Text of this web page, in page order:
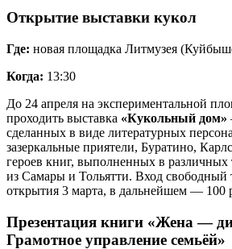
Открытие выставки кукол
Где: новая площадка Литмузея
Когда: 13:30
До 24 апреля на экспериментальной
проходить выставка «Кукольный дом»
сделанных в виде литературных
зазеркальные приятели, Буратино,
героев книг, выполненных в различных
из Самары и Тольятти. Вход свободный
открытия 3 марта, в дальнейшем — 100
Презентация книги «Жена —
Грамотное управление семьёй»